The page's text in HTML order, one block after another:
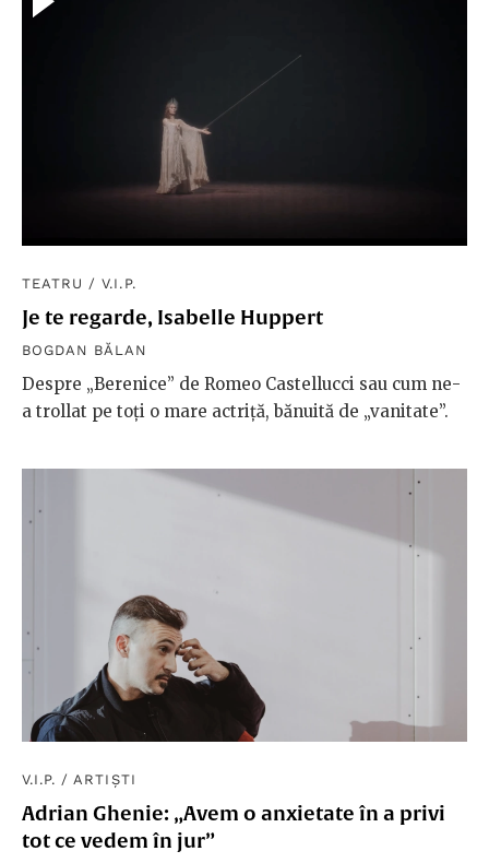
TEATRU /V.I.P.
Je te regarde, Isabelle Huppert
BOGDAN BĂLAN
Despre „Berenice” de Romeo Castellucci sau cum ne-
a trollat pe toți o mare actriță, bănuită de „vanitate”.
V.I.P. / ARTIȘTI
Adrian Ghenie: „Avem o anxietate în a privi
tot ce vedem în jur”